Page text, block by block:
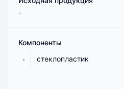
-
Компоненты
стеклопластик